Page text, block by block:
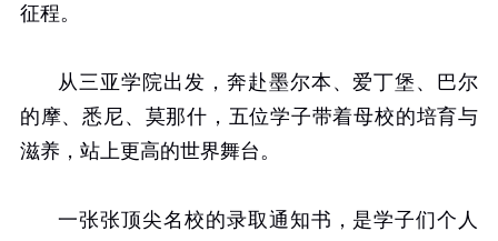
征程。
从三亚学院出发，奔赴墨尔本、爱丁堡、巴尔
的摩、悉尼、莫那什，五位学子带着母校的培育与
滋养，站上更高的世界舞台。
一张张顶尖名校的录取通知书，是学子们个人